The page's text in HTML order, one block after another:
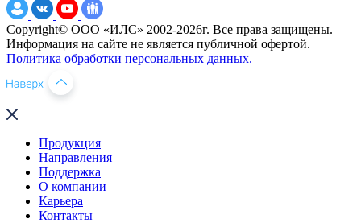
Copyright© ООО «ИЛС» 2002-2026г. Все права защищены.
Информация на сайте не является публичной офертой.
Политика обработки персональных данных.
Продукция
Направления
Поддержка
О компании
Карьера
Контакты